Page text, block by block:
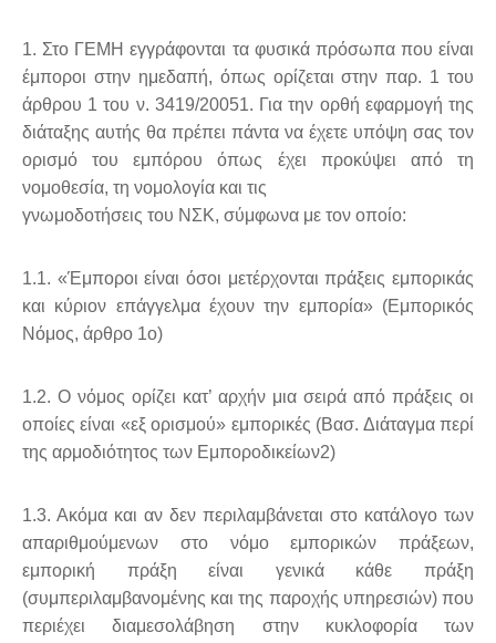
1. Στο ΓΕΜΗ εγγράφονται τα φυσικά πρόσωπα που είναι
έμποροι στην ημεδαπή, όπως ορίζεται στην παρ. 1 του
άρθρου 1 του ν. 3419/20051. Για την ορθή εφαρμογή της
διάταξης αυτής θα πρέπει πάντα να έχετε υπόψη σας τον
ορισμό τουεμπόρου όπως έχει προκύψει από τη
νομοθεσία, τη νομολογία και τις
γνωμοδοτήσεις του ΝΣΚ, σύμφωνα με τον οποίο:
1.1. «Έμποροι είναι όσοι μετέρχονται πράξεις εμπορικάς
και κύριον επάγγελμα έχουν την εμπορία» (Εμπορικός
Νόμος, άρθρο 1ο)
1.2. Ο νόμος ορίζει κατ’ αρχήν μια σειρά από πράξεις οι
οποίες είναι «εξ ορισμού» εμπορικές (Βασ. Διάταγμα περί
της αρμοδιότητος των Εμποροδικείων2)
1.3. Ακόμα και αν δεν περιλαμβάνεται στο κατάλογο των
απαριθμούμενων στο νόμο εμπορικών πράξεων,
εμπορική πράξη είναι γενικά κάθε πράξη
(συμπεριλαμβανομένης και της παροχής υπηρεσιών) που
περιέχει διαμεσολάβηση στην κυκλοφορία των